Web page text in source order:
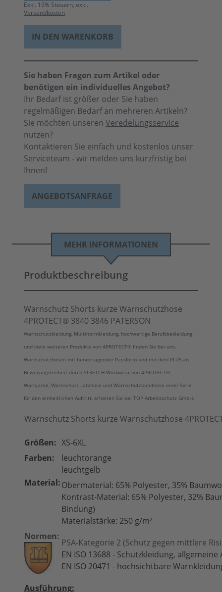
Exkl. 19% Steuern, exkl.
Versandkosten
IN DEN WARENKORB
Sie haben Fragen zum Artikel oder
benötigen ein individuelles Angebot?
Ihr Bedarf ist größer oder Sie haben
regelmäßigen Bedarf an mehreren Artikeln?
Sie möchten unseren Veredelungsservice
nutzen?
Kontaktieren Sie einfach und kostenlos unser
Serviceteam - wir melden uns kurzfristig bei
Ihnen!
ANGEBOTSANFRAGE
MEHR INFORMATIONEN
Produktbeschreibung
Warnschutz Shorts kurze Warnschutzhose
4PROTECT® 3840 3846 PATERSON
Warnschutzkleidung, Multinormkleidung, hochwertige Berufsbekleidung
und viele weiteren Produkte von 4PROTECT® finden Sie bei uns.
Warnschutzhosen mit hervorragender Passform und mit dem PLUS an
Bewegungsfreiheit durch STRETCH Workwear von 4PROTECT®.
Warnjacke, Warnschutz Latzhose und Warnschutzbundhose einer Serie
für den einheitlichen Auftritt, erhalten Sie bei TOP Arbeitsschutz GmbH.
Warnschutz Shorts kurze Warnschutzhose
Größen: XS-6XL
Farben:
leuchtorange
leuchtgelb
Material:Obermaterial: 65% Polyester, 35%
Kontrast-Material: 65% Polyester, 32%
Bindung)
Materialstärke: 250 g/m²
Normen:
PSA-Kategorie 2 (Schutz gegen mittlere
EN ISO 13688 - Schutzkleidung,
EN ISO 20471 - hochsichtbare
Ausführung: